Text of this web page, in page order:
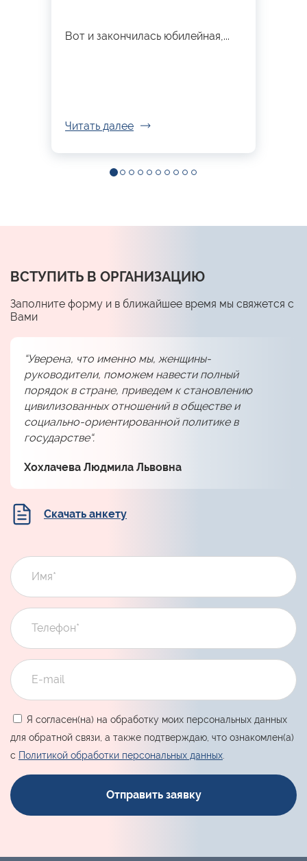
Вот и закончилась юбилейная,...
Читать далее
ВСТУПИТЬ В ОРГАНИЗАЦИЮ
Заполните форму и в ближайшее время мы свяжется с
Вами
“Уверена, что именно мы, женщины-
руководители, поможем навести полный
порядок в стране, приведем к становлению
цивилизованных отношений в обществе и
социально-ориентированной политике в
государстве“.
Хохлачева Людмила Львовна
Скачать анкету
Я согласен(на) на обработку моих персональных данных
для обратной связи, а также подтверждаю, что ознакомлен(а)
с Политикой обработки персональных данных